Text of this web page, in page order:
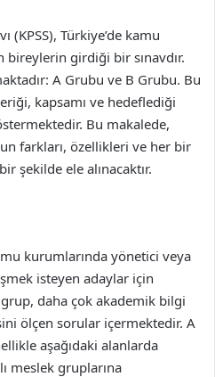
(KPSS), Türkiye’de kamu
bireylerin girdiği bir sınavdır.
A Grubu ve B Grubu. Bu
kapsamı ve hedeflediği
Bu makalede,
farkları, özellikleri ve her bir
şekilde ele alınacaktır.
kurumlarında yönetici veya
isteyen adaylar için
daha çok akademik bilgi
ölçen sorular içermektedir. A
aşağıdaki alanlarda
meslek gruplarına